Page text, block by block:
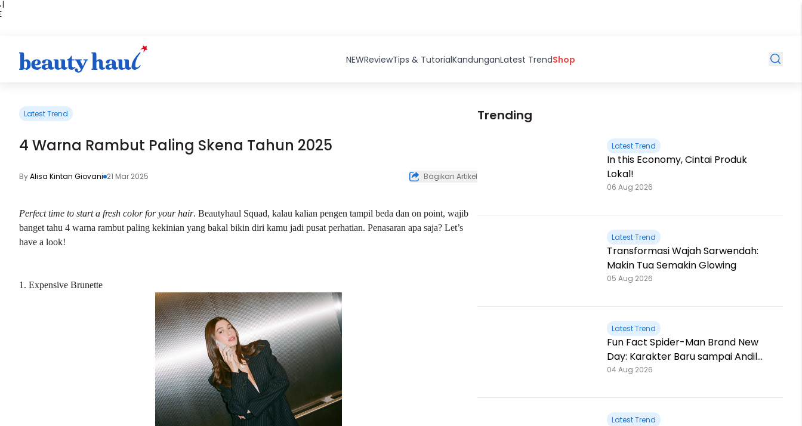
|
NEWReviewTips & TutorialKandunganLatest TrendShop
Latest Trend
4 Warna Rambut Paling Skena Tahun 2025
ByAlisa Kintan Giovani 21 Mar 2025 Bagikan Artikel
Perfect time to start a fresh color for your hair. Beautyhaul Squad, kalau kalian pengen tampil beda dan on point, wajib
banget tahu 4 warna rambut paling kekinian yang bakal bikin diri kamu jadi pusat perhatian. Penasaran apa saja? Let’s
have a look!
1. Expensive Brunette
Trending
Latest Trend
In this Economy, Cintai Produk
Lokal!
06 Aug 2026
Latest Trend
Transformasi Wajah Sarwendah:
Makin Tua Semakin Glowing
05 Aug 2026
Latest Trend
Fun Fact Spider-Man Brand New
Day: Karakter Baru sampai Andil
Jackie Chan!
04 Aug 2026
Latest Trend